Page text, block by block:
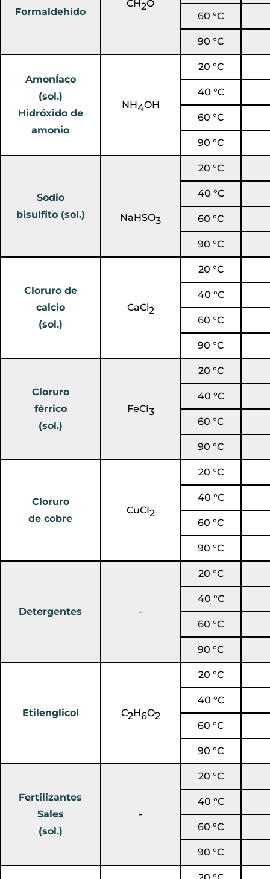
Formaldehído
CH2O
60 °C
90 °C
AmonÍaco
(sol.)
Hidróxido de
amonio
NH4OH
20 °C
40 °C
60 °C
90 °C
Sodio
bisulfito (sol.)
NaHSO3
20 °C
40 °C
60 °C
90 °C
Cloruro de
calcio
(sol.)
CaCl2
20 °C
40 °C
60 °C
90 °C
Cloruro
férrico
(sol.)
FeCI3
20 °C
40 °C
60 °C
90 °C
Cloruro
de cobre
CuCI2
20 °C
40 °C
60 °C
90 °C
Detergentes -
20 °C
40 °C
60 °C
90 °C
Etilenglicol C2H6O2
20 °C
40 °C
60 °C
90 °C
Fertilizantes
Sales
(sol.)
-
20 °C
40 °C
60 °C
90 °C